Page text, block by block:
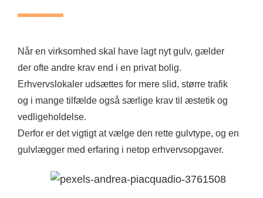
Når en virksomhed skal have lagt nyt gulv, gælder
der ofte andre krav end i en privat bolig.
Erhvervslokaler udsættes for mere slid, større trafik
og i mange tilfælde også særlige krav til æstetik og
vedligeholdelse.
Derfor er det vigtigt at vælge den rette gulvtype, og en
gulvlægger med erfaring i netop erhvervsopgaver.